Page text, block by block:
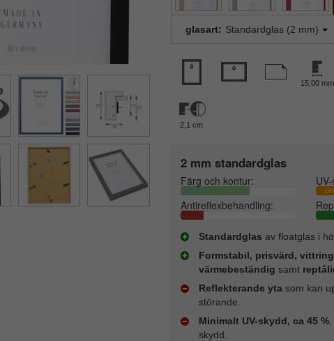
glasart: Standardglas (2 mm)
15,00 mm
2,1 cm
2 mm standardglas
Färg och kontur:
Antireflexbehandling:
Standardglas av floatglas i
Formstabil, prisvärd,
värmebeständig samt
Reflekterande yta som kan
störande.
Minimalt UV-skydd, ca 45 %,
skydd.